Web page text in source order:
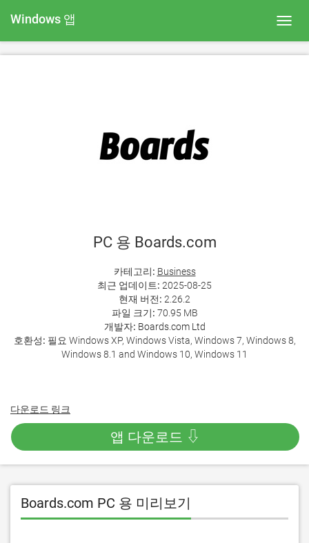
Windows 앱
PC 용 Boards.com
카테고리: Business
최근 업데이트: 2025-08-25
현재 버전: 2.26.2
파일 크기: 70.95 MB
개발자: Boards.com Ltd
호환성: 필요 Windows XP, Windows Vista, Windows 7, Windows 8,
Windows 8.1 and Windows 10, Windows 11
다운로드 링크
앱 다운로드 ⇩
Boards.com PC 용 미리보기